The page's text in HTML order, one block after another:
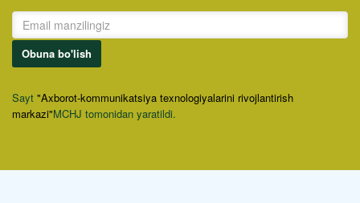
Obuna bo'lish
Sayt "Axborot-kommunikatsiya texnologiyalarini rivojlantirish
markazi"MCHJ tomonidan yaratildi.